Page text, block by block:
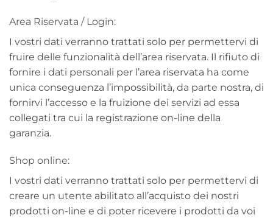
Area Riservata / Login:
I vostri dati verranno trattati solo per permettervi di
fruire delle funzionalità dell’area riservata. Il rifiuto di
fornire i dati personali per l’area riservata ha come
unica conseguenza l’impossibilità, da parte nostra, di
fornirvi l’accesso e la fruizione dei servizi ad essa
collegati tra cui la registrazione on-line della
garanzia.
Shop online:
I vostri dati verranno trattati solo per permettervi di
creare un utente abilitato all’acquisto dei nostri
prodotti on-line e di poter ricevere i prodotti da voi